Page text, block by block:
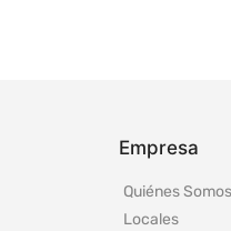
Empresa
Quiénes Somos
Locales